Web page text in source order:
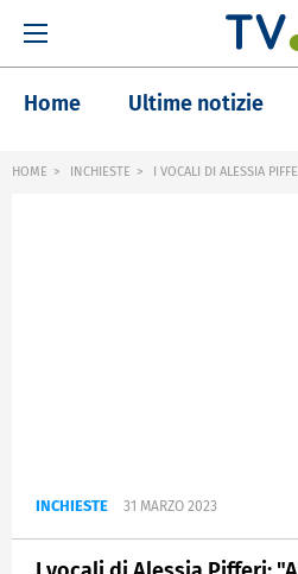
Home Ultime notizie
HOME INCHIESTE I VOCALI DI ALESSIA
INCHIESTE 31 MARZO 2023